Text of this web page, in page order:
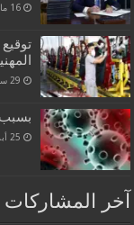
16 مايو، 2021
29 سبتمبر، 2021
بسبب
25 أبريل، 2021
آخر المشاركات